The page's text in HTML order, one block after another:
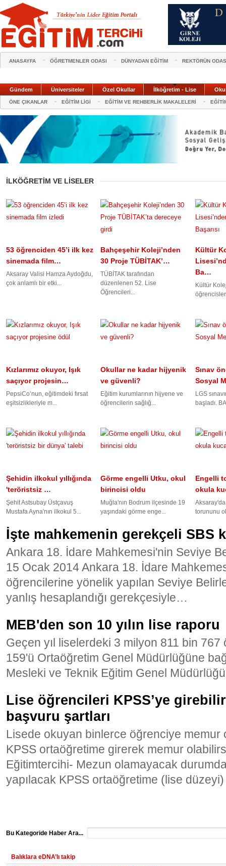
ANASAYFA ÖĞRETMENLER ODASI DÜNYADAN EĞİTİM REKTÖRÜN
Gündem Üniversiteler Özel Okullar İlköğretim - Lise
ÖNE ÇIKANLAR EĞİTİM LİGİ EĞİTİM VE REHBERLİK MAKALELERİ
İLKÖĞRETİM VE LİSELER
53 öğrenciden 45’i ilk kez
sinemada film…
Aksaray Valisi Hamza Aydoğdu,
çok anlamlı bir etki...
Bahçeşehir Koleji’nden
30 Proje TÜBİTAK’…
TÜBİTAK tarafından
düzenlenen 52. Lise
Öğrencileri...
Kültür
Ba…
Kültür
Kızlarımız okuyor, Işık
saçıyor projesin…
PepsiCo’nun, eğitimdeki fırsat
eşitsizlikleriyle m...
Okullar ne kadar hijyenik
ve güvenli?
Eğitim kurumlarının hijyene ve
öğrencilerin sağlığ...
Sınav
Sosyal
LGS
başladı.
Şehidin ilkokul yıllığında
'teröristsiz …
Şehit Astsubay Üstçavuş
Mustafa Ayna'nın ilkokul 5...
Görme engelli Utku, okul
birincisi oldu
Muğla'nın Bodrum ilçesinde 19
yaşındaki görme enge...
Engelli
okula
torununu
İşte mahkemenin gerekçeli SBS
Ankara 18. İdare Mahkemesi'nin Seviye
15 Ocak 2014 Ankara 18. İdare
öğrencilerine yönelik yapılan Seviye
yanlış hesaplandığı gerekçesiyle…
MEB'den son 10 yılın lise raporu
Geçen yıl liselerdeki 3 milyon 811 bin
159'ü Ortaöğretim Genel Müdürlüğüne
Mesleki ve Teknik Eğitim Genel
Lise öğrencileri KPSS’ye
başvuru şartları
Lisede okuyan binlerce öğrenciye memur
KPSS ortaöğretime girerek memur
Eğitimtercihi- Mezun olamayacak
yapılacak KPSS ortaöğretime (lise
Bu Kategoride Haber Ara...
Balıklara eDNA’lı takip